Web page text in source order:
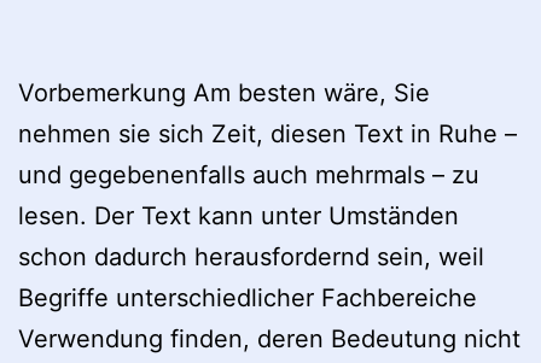
Vorbemerkung Am besten wäre, Sie
nehmen sie sich Zeit, diesen Text in Ruhe –
und gegebenenfalls auch mehrmals – zu
lesen. Der Text kann unter Umständen
schon dadurch herausfordernd sein, weil
Begriffe unterschiedlicher Fachbereiche
Verwendung finden, deren Bedeutung nicht